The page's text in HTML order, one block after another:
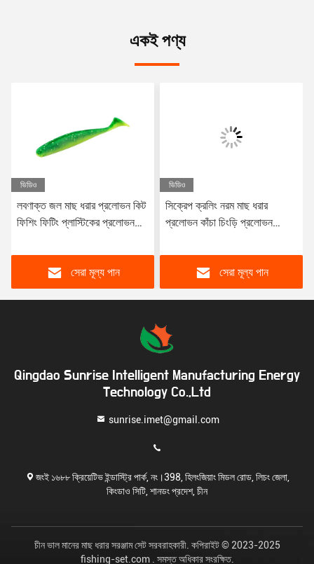
একই পণ্য
ভিডিও
লবণাক্ত জল মাছ ধরার প্রলোভন কিট
ফিশিং ফিটিং প্লাস্টিকের প্রলোভন
প্যাডেল লেজ প্রলোভন
সেরা মূল্য পান
ভিডিও
সিক্রেপ ক্রলিং নরম মাছ ধরার
প্রলোভন কাঁচা চিংড়ি প্রলোভন
প্রলোভন
সেরা মূল্য পান
Qingdao Sunrise Intelligent Manufacturing Energy
Technology Co.,Ltd
sunrise.imet@gmail.com
জংই ১৬৮৮ ক্রিয়েটিভ ইন্ডাস্ট্রি পার্ক, নং।398, হিলংজিয়াং মিডল রোড, লিচং জেলা,
কিংডাও সিটি, শানডং প্রদেশ, চীন
চীন ভাল মানের মাছ ধরার সরঞ্জাম সেট সরবরাহকারী. কপিরাইট © 2023-2025
fishing-set.com . সমস্ত অধিকার সংরক্ষিত.